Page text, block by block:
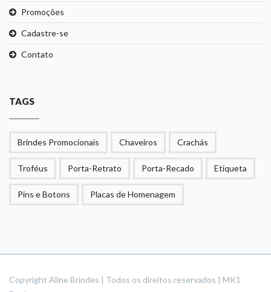
Promoções
Cadastre-se
Contato
TAGS
Brindes Promocionais Chaveiros Crachás
Troféus Porta-Retrato Porta-Recado Etiqueta
Pins e Botons Placas de Homenagem
Copyright Aline Brindes | Todos os direitos reservados | MK1